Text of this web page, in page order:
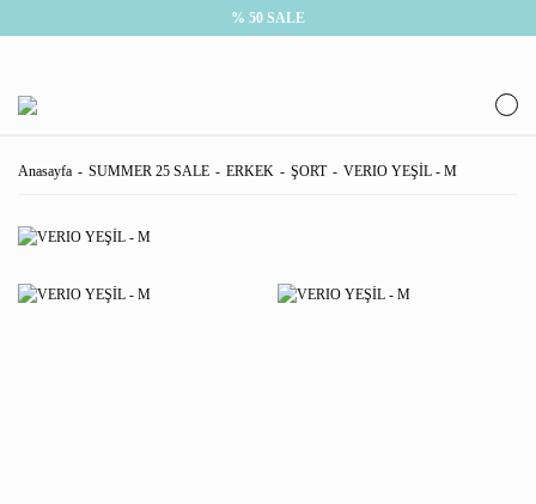
% 50 SALE
Anasayfa SUMMER 25 SALE ERKEK ŞORT VERIO YEŞİL - M